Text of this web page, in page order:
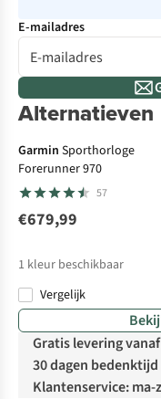
E-mailadres
Alternatieven
Garmin Sporthorloge
Forerunner 970
57
€679,99
1 kleur beschikbaar
Vergelijk
Gratis levering
30 dagen bedenktijd
Klantenservice: ma-